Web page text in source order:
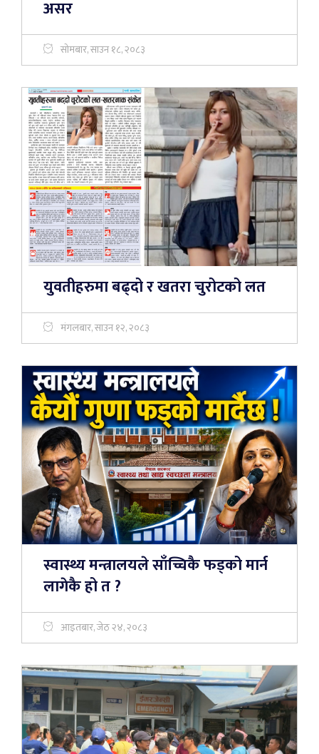
असर
सोमबार, साउन १८, २०८३
युवतीहरुमा बढ्दो र खतरा चुरोटको लत
मंगलबार, साउन १२, २०८३
स्वास्थ्य मन्त्रालयले साँच्चिकै फड्को मार्न
लागेकै हो त ?
आइतबार, जेठ २४, २०८३